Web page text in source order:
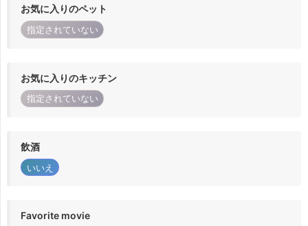
お気に入りのペット
指定されていない
お気に入りのキッチン
指定されていない
飲酒
いいえ
Favorite movie